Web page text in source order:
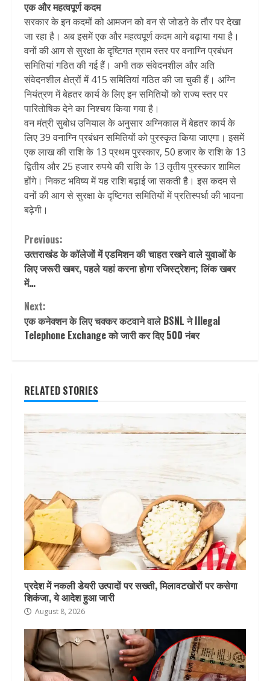
एक और महत्वपूर्ण कदम
सरकार के इन कदमों को आमजन को वन से जोडऩे के तौर पर देखा
जा रहा है। अब इसमें एक और महत्वपूर्ण कदम आगे बढ़ाया गया है।
वनों की आग से सुरक्षा के दृष्टिगत ग्राम स्तर पर वनाग्नि प्रबंधन
समितियां गठित की गई हैं। अभी तक संवेदनशील और अति
संवेदनशील क्षेत्रों में 415 समितियां गठित की जा चुकी हैं। अग्नि
नियंत्रण में बेहतर कार्य के लिए इन समितियों को राज्य स्तर पर
पारितोषिक देने का निश्चय किया गया है।
वन मंत्री सुबोध उनियाल के अनुसार अग्निकाल में बेहतर कार्य के
लिए 39 वनाग्नि प्रबंधन समितियों को पुरस्कृत किया जाएगा। इसमें
एक लाख की राशि के 13 प्रथम पुरस्कार, 50 हजार के राशि के 13
द्वितीय और 25 हजार रुपये की राशि के 13 तृतीय पुरस्कार शामिल
होंगे। निकट भविष्य में यह राशि बढ़ाई जा सकती है। इस कदम से
वनों की आग से सुरक्षा के दृष्टिगत समितियों में प्रतिस्पर्धा की भावना
बढ़ेगी।
Continue
Reading
Previous:
उत्‍तराखंड के कॉलेजों में एडमिशन की चाहत रखने वाले युवाओं के
लिए जरूरी खबर, पहले यहां करना होगा रजिस्‍ट्रेशन; लिंक खबर
में…
Next:
एक कनेक्शन के लिए चक्कर कटवाने वाले BSNL ने Illegal
Telephone Exchange को जारी कर दिए 500 नंबर
RELATED STORIES
प्रदेश में नकली डेयरी उत्पादों पर सख्ती, मिलावटखोरों पर कसेगा
शिकंजा, ये आदेश हुआ जारी
August 8, 2026